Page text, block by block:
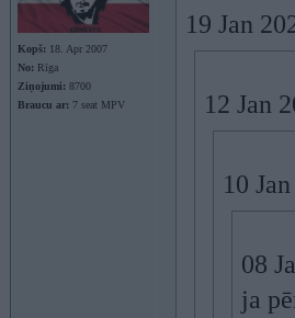
Kopš: 18. Apr 2007
No: Rīga
Ziņojumi: 8700
Braucu ar: 7 seat MPV
19 Jan
12 Jan
10
08
ja